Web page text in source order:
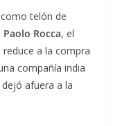
telón de
Paolo Rocca, el
a la compra
compañía india
afuera a la